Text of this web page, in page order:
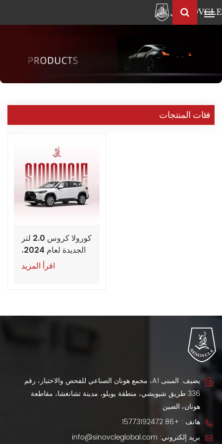
العربية
English
Pусский العربية
中
فئات المنتجات
كورولا كروس 2.0 لتر
الجديدة لعام 2024،
طراز بايونير وإيليت
اقرأ المزيد
يضيف: المبنى A1، مجمع هونان الصناعي للفحص والاختبار، رقم
336 طريق شيويشي، منطقة يويلو، مدينة تشانغشا، مقاطعة
هونان، الصين
هاتف : +86 15773192472
بريد إلكتروني: info@sinovcleglobal.com